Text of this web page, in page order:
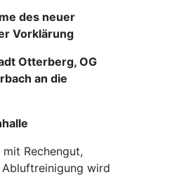
des neuer
Vorklärung
Otterberg, OG
an die
mit Rechengut,
wird